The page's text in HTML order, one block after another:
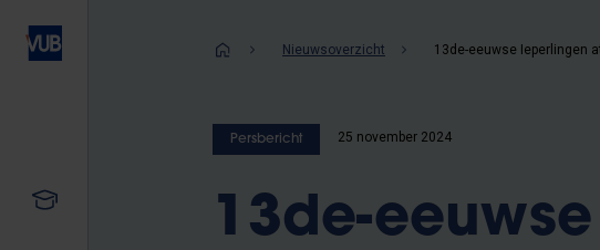
Kruimelpad
Nieuwsoverzicht
Persbericht 25 november 2024
13de-